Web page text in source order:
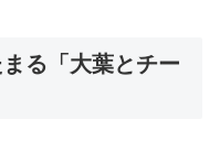
る「大葉とチー